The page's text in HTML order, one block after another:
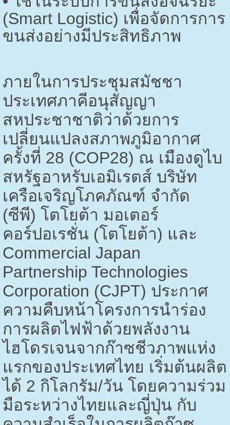
(Smart Logistic) เพื่อจัดการการ
ขนส่งอย่างมีประสิทธิภาพ
ภายในการประชุมสมัชชา
ประเทศภาคีอนุสัญญา
สหประชาชาติว่าด้วยการ
เปลี่ยนแปลงสภาพภูมิอากาศ
ครั้งที่ 28 (COP28) ณ เมืองดูไบ
สหรัฐอาหรับเอมิเรตส์ บริษัท
เครือเจริญโภคภัณฑ์ จำกัด
(ซีพี) โตโยต้า มอเตอร์
คอร์ปอเรชั่น (โตโยต้า) และ
Commercial Japan
Partnership Technologies
Corporation (CJPT) ประกาศ
ความคืบหน้าโครงการนำร่อง
การผลิตไฟฟ้าด้วยพลังงาน
ไฮโดรเจนจากก๊าซชีวภาพแห่ง
แรกของประเทศไทย เริ่มต้นผลิต
ได้ 2 กิโลกรัม/วัน โดยความร่วม
มือระหว่างไทยและญี่ปุ่น กับ